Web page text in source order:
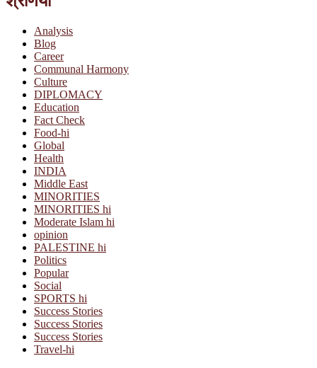
Analysis
Blog
Career
Communal Harmony
Culture
DIPLOMACY
Education
Fact Check
Food-hi
Global
Health
INDIA
Middle East
MINORITIES
MINORITIES hi
Moderate Islam hi
opinion
PALESTINE hi
Politics
Popular
Social
SPORTS hi
Success Stories
Success Stories
Success Stories
Travel-hi